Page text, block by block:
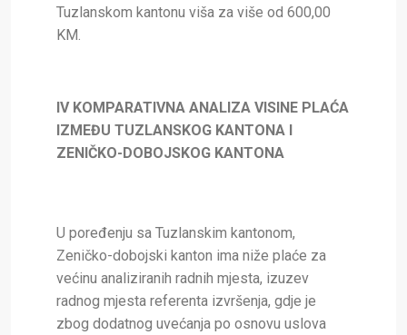
Tuzlanskom kantonu viša za više od 600,00
KM.
IV KOMPARATIVNA ANALIZA VISINE PLAĆA
IZMEĐU TUZLANSKOG KANTONA I
ZENIČKO-DOBOJSKOG KANTONA
U poređenju sa Tuzlanskim kantonom,
Zeničko-dobojski kanton ima niže plaće za
većinu analiziranih radnih mjesta, izuzev
radnog mjesta referenta izvršenja, gdje je
zbog dodatnog uvećanja po osnovu uslova